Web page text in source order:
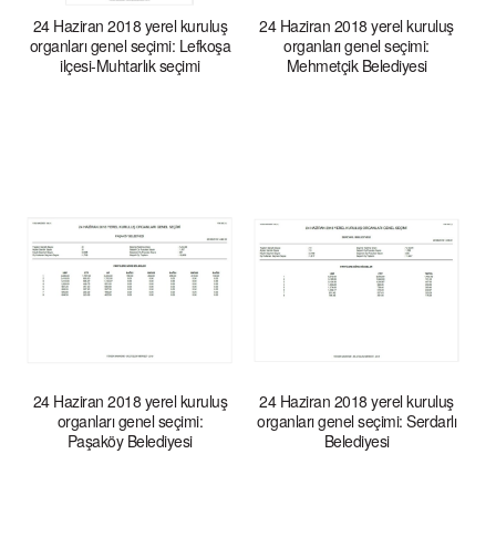
24 Haziran 2018 yerel kuruluş
organları genel seçimi: Lefkoşa
ilçesi-Muhtarlık seçimi
24 Haziran 2018 yerel kuruluş
organları genel seçimi:
Mehmetçik Belediyesi
24 Haziran 2018 yerel kuruluş
organları genel seçimi:
Paşaköy Belediyesi
24 Haziran 2018 yerel kuruluş
organları genel seçimi: Serdarlı
Belediyesi